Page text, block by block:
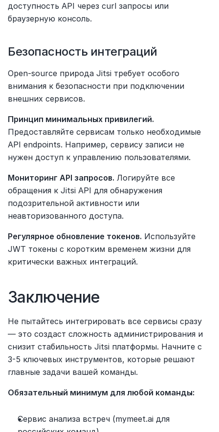
доступность API через curl запросы или
браузерную консоль.
Безопасность интеграций
Open-source природа Jitsi требует особого
внимания к безопасности при подключении
внешних сервисов.
Принцип минимальных привилегий.
Предоставляйте сервисам только необходимые
API endpoints. Например, сервису записи не
нужен доступ к управлению пользователями.
Мониторинг API запросов. Логируйте все
обращения к Jitsi API для обнаружения
подозрительной активности или
неавторизованного доступа.
Регулярное обновление токенов. Используйте
JWT токены с коротким временем жизни для
критически важных интеграций.
Заключение
Не пытайтесь интегрировать все сервисы сразу
— это создаст сложность администрирования и
снизит стабильность Jitsi платформы. Начните с
3-5 ключевых инструментов, которые решают
главные задачи вашей команды.
Обязательный минимум для любой команды:
Сервис анализа встреч (mymeet.ai для